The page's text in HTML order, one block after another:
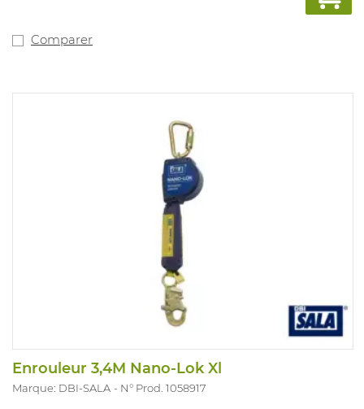
Comparer
Enrouleur 3,4M Nano-Lok Xl
Marque: DBI-SALA N° Prod. 1058917